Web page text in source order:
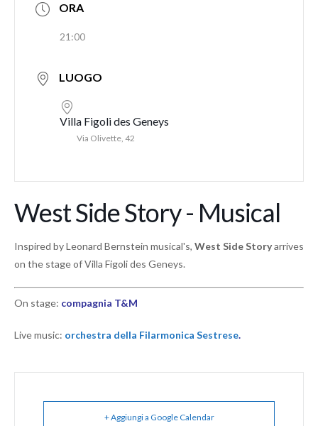
ORA
21:00
LUOGO
Villa Figoli des Geneys
Via Olivette, 42
West Side Story - Musical
Inspired by Leonard Bernstein musical's, West Side Storyarrives
on the stage of Villa Figoli des Geneys.
On stage: compagnia T&M
Live music: orchestra della Filarmonica Sestrese.
+ Aggiungi a Google Calendar